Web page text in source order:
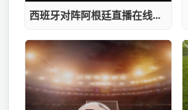
西班牙对阵阿根廷直播在线观看直播平台